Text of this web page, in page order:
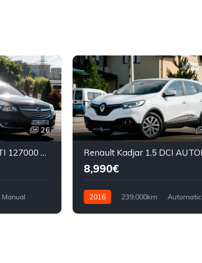
26
Opel Insignia 2.0 CDTI 127000 km
Manual
8,990€
2016 239,000km
Automatic